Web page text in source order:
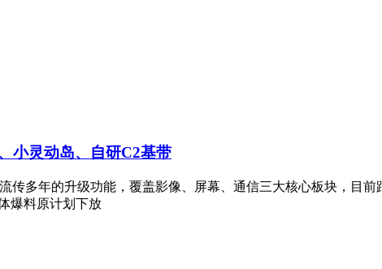
小灵动岛、自研C2基带
传多年的升级功能，覆盖影像、屏幕、通信三大核心板块，目
爆料原计划下放